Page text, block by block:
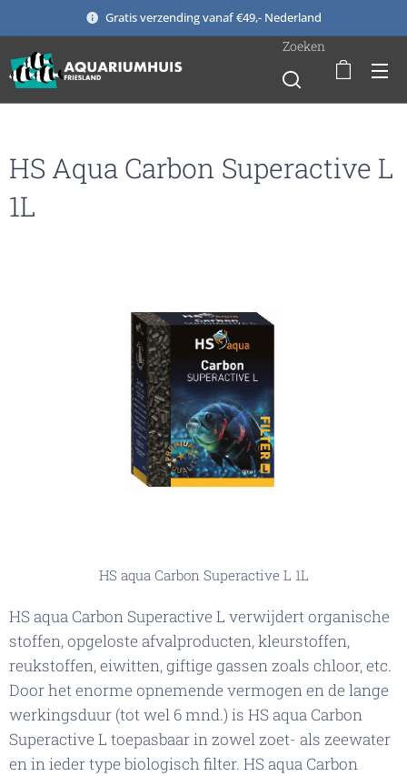
Gratis verzending vanaf €49,- Nederland
Zoeken
HS Aqua Carbon Superactive L
1L
HS aqua Carbon Superactive L 1L
HS aqua Carbon Superactive L verwijdert organische
stoffen, opgeloste afvalproducten, kleurstoffen,
reukstoffen, eiwitten, giftige gassen zoals chloor, etc.
Door het enorme opnemende vermogen en de lange
werkingsduur (tot wel 6 mnd.) is HS aqua Carbon
Superactive L toepasbaar in zowel zoet- als zeewater
en in ieder type biologisch filter. HS aqua Carbon